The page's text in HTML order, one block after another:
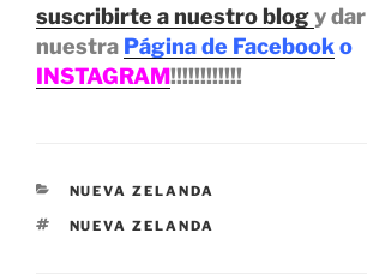
suscribirte a nuestro blogy dar
nuestra Página de Facebooko
INSTAGRAM!!!!!!!!!!!!
CATEGORÍAS
NUEVA ZELANDA
ETIQUETAS
NUEVA ZELANDA